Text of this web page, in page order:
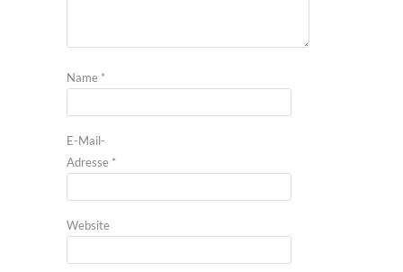
Name *
E-Mail-
Adresse *
Website